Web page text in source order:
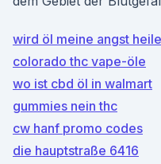
wird öl meine angst
colorado thc vape-öle
wo ist cbd öl in walmart
gummies nein thc
cw hanf promo codes
die hauptstraße 6416